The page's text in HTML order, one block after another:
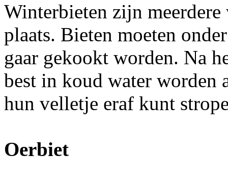
Winterbieten zijn meerdere
plaats. Bieten moeten
gaar gekookt worden. Na
best in koud water worden
hun velletje eraf kunt
Oerbiet